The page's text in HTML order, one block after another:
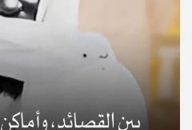
2025, APS